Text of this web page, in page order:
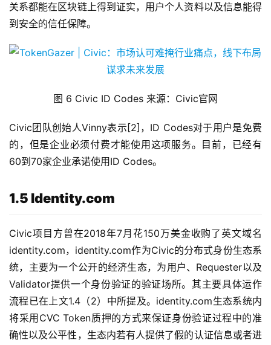
关系都能在区块链上得到证实，用户个人资料以及信息能得
到安全的信任保障。
图 6 Civic ID Codes 来源：Civic官网
Civic团队创始人Vinny表示[2]，ID Codes对于用户是免费
的，但是企业必须付费才能使用这项服务。目前，已经有
60到70家企业承诺使用ID Codes。
1.5 Identity.com
Civic项目方曾在2018年7月花150万美金收购了英文域名
identity.com，identity.com作为Civic的分布式身份生态系
统，主要为一个公开的经济生态，为用户、Requester以及
Validator提供一个身份验证的验证场所。其主要具体运作
流程已在上文1.4（2）中所提及。identity.com生态系统内
将采用CVC Token质押的方式来保证身份验证过程中的准
确性以及公平性，生态内若有人提供了假的认证信息或者进